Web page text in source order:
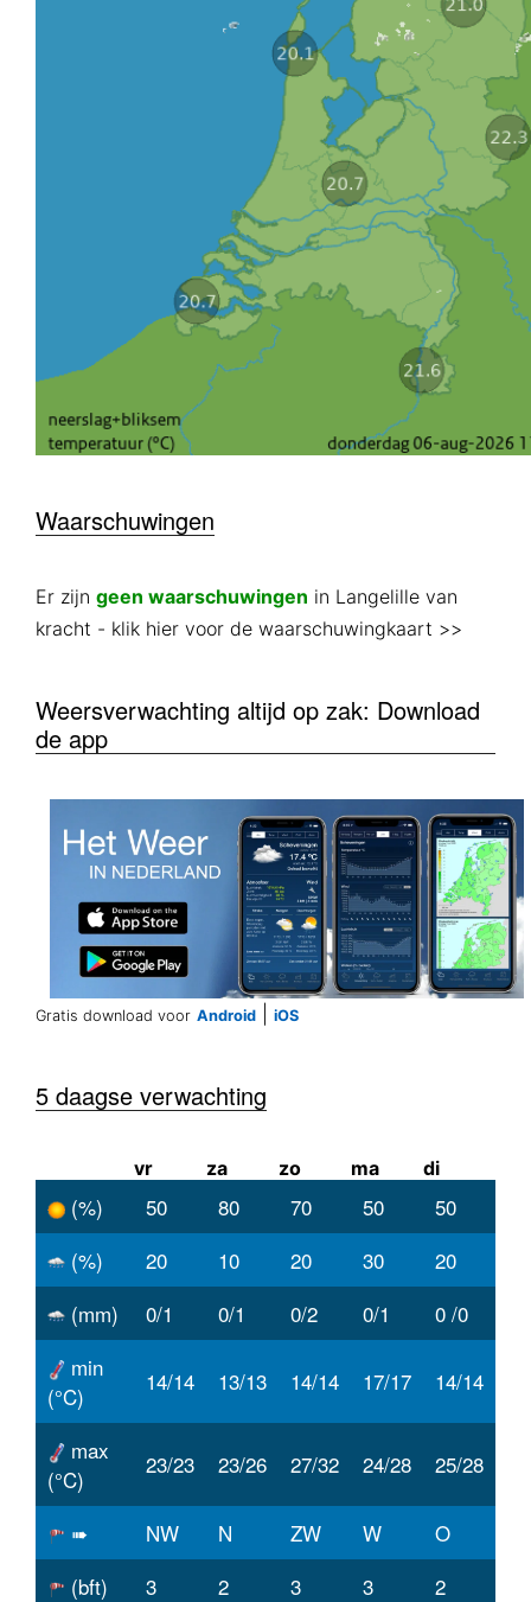
Waarschuwingen
Er zijn geen waarschuwingen in Langelille van
kracht - klik hier voor de waarschuwingkaart >>
Weersverwachting altijd op zak: Download
de app
Gratis download voor Android iOS
5 daagse verwachting
vr za zo ma di
(%) 50 80 70 50
50
(%)
20 10 20 30
20
(mm)
0/1 0/1 0/2 0/1
0 /0
min
(°C)
14/14 13/13 14/14 17/17 14/14
max
(°C)
23/23 23/26 27/32 24/28 25/28
➠ NW N ZW W
O
(bft)
3 2 3 3 2